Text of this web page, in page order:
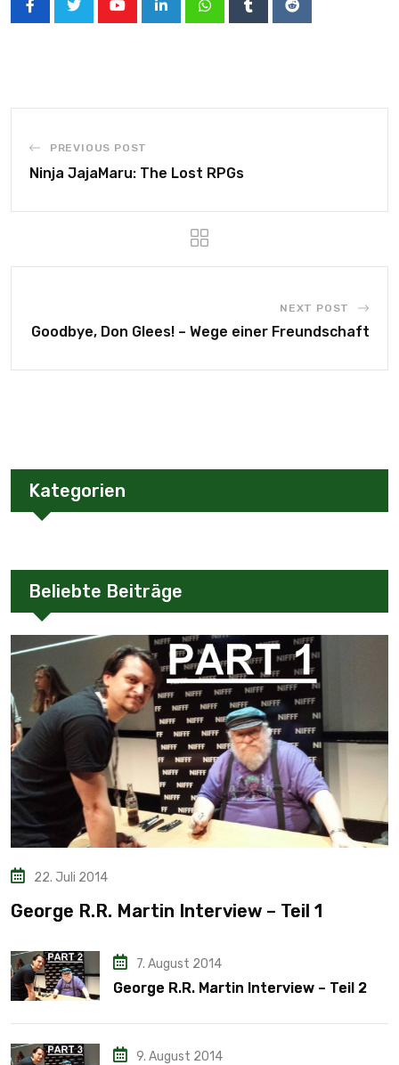
PREVIOUS POST
Ninja JajaMaru: The Lost RPGs
NEXT POST
Goodbye, Don Glees! – Wege einer Freundschaft
Kategorien
Beliebte Beiträge
22. Juli 2014
George R.R. Martin Interview – Teil 1
7. August 2014
George R.R. Martin Interview – Teil 2
9. August 2014